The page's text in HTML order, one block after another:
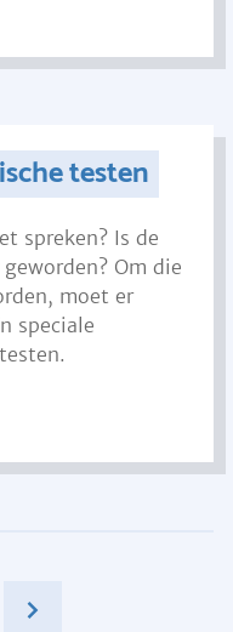
testen
spreken? Is de
Om die
moet er
speciale